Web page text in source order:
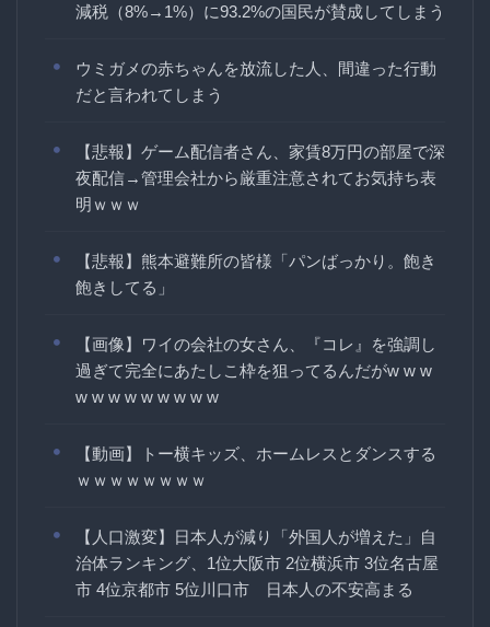
減税（8%→1%）に93.2%の国民が賛成してしまう
ウミガメの赤ちゃんを放流した人、間違った行動
だと言われてしまう
【悲報】ゲーム配信者さん、家賃8万円の部屋で深
夜配信→管理会社から厳重注意されてお気持ち表
明ｗｗｗ
【悲報】熊本避難所の皆様「パンばっかり。飽き
飽きしてる」
【画像】ワイの会社の女さん、『コレ』を強調し
過ぎて完全にあたしこ枠を狙ってるんだがw w w
w w w w w w w w w
【動画】トー横キッズ、ホームレスとダンスする
ｗｗｗｗｗｗｗｗ
【人口激変】日本人が減り「外国人が増えた」自
治体ランキング、1位大阪市 2位横浜市 3位名古屋
市 4位京都市 5位川口市 日本人の不安高まる